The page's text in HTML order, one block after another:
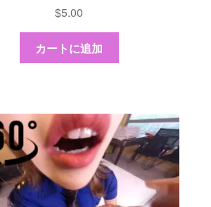
$5.00
カートに追加